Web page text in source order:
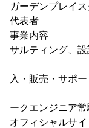
ガーデンプレイ
代表者 ：
事業内容 ：
サルティング、設
プロダク
入・販売・サポー
エンジニ
ークエンジニア
オフィシャルサイ